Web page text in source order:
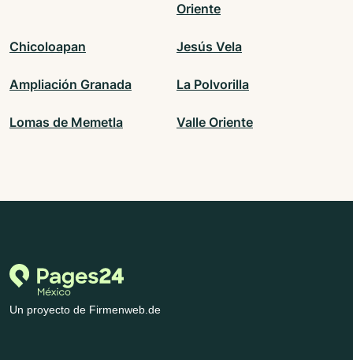
Oriente
Chicoloapan Jesús Vela
Ampliación Granada La Polvorilla
Lomas de Memetla Valle Oriente
Un proyecto de Firmenweb.de